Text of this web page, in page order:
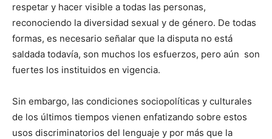
respetar y hacer visible a todas las personas,
reconociendo la diversidad sexual y de género. De todas
formas, es necesario señalar que la disputa no está
saldada todavía, son muchos los esfuerzos, pero aún son
fuertes los instituidos en vigencia.
Sin embargo, las condiciones sociopolíticas y culturales
de los últimos tiempos vienen enfatizando sobre estos
usos discriminatorios del lenguaje y por más que la